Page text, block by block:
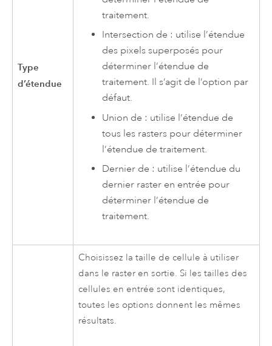
Type
d’étendue
traitement.
Intersection de : utilise l’étendue
des pixels superposés pour
déterminer l’étendue de
traitement. Il s’agit de l’option par
défaut.
Union de : utilise l’étendue de
tous les rasters pour déterminer
l’étendue de traitement.
Dernier de : utilise l’étendue du
dernier raster en entrée pour
déterminer l’étendue de
traitement.
Choisissez la taille de cellule à utiliser
dans le raster en sortie. Si les tailles des
cellules en entrée sont identiques,
toutes les options donnent les mêmes
résultats.